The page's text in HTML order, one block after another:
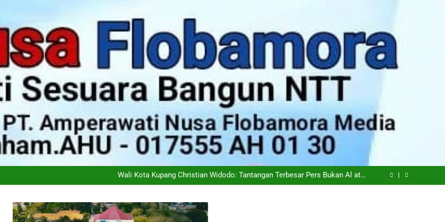
Didukung 26 Organisasi Kepemudaan, Mentan Amran Tegaskan Tak Ada
Ruang bagi Mafia Beras Fortifikasi
Ketimpangan Melebar: Kemiskinan di NTT Naik Menjadi 1,04 Juta Jiwa
Wali Kota Kupang Christian Widodo: Tantangan Terbesar Pers Bukan Al atau
Hoaks, Tapi Kepercayaan Publik
PT Flobamor ( Perseroda) Siapkan Transisi Ambil Alih Manajemen Hotel
Sasando
Didukung 26 Organisasi Kepemudaan, Mentan Amran Tegaskan Tak Ada
Wali Kota Kupang Christian Widodo: Tantangan Terbesar Pers Bukan Al atau
PT Flobamor ( Perseroda) Siapkan Transisi Ambil Alih Manajemen Hotel
Didukung 26 Organisasi Kepemudaan, Mentan Amran Tegaskan Tak Ada